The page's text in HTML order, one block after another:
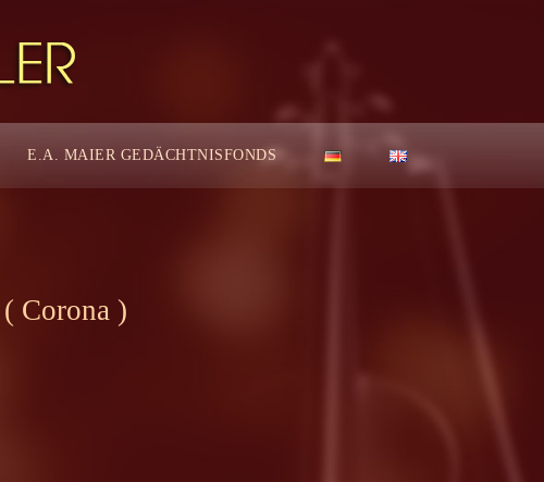
E.A. MAIER GEDÄCHTNISFONDS
Corona )